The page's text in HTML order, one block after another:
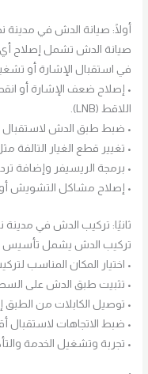
أولًا: صيانة الدش في مدينة
صيانة الدش تشمل إصلاح
في استقبال الإشارة أو
• إصلاح ضعف الإشارة أو
اللاقط (LNB).
• ضبط طبق الدش لاستقبال
• تغيير قطع الغيار التالفة
• برمجة الريسيفر وإضافة
• إصلاح مشاكل التشويش أو
ثانيًا: تركيب الدش في مدينة
تركيب الدش يشمل تأسيس
• اختيار المكان المناسب
• تثبيت طبق الدش على
• توصيل الكابلات من الطبق
• ضبط الاتجاهات لاستقبال
• تجربة وتشغيل الخدمة